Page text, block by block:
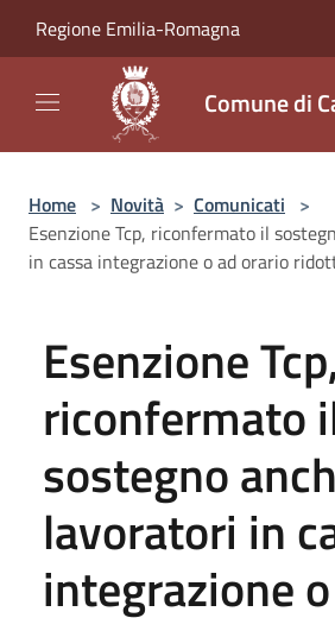
Regione Emilia-Romagna
Comune di
Home > Novità > Comunicati >
Esenzione Tcp, riconfermato il
in cassa integrazione o ad orario
Esenzione
riconfermato
sostegno
lavoratori in
integrazione